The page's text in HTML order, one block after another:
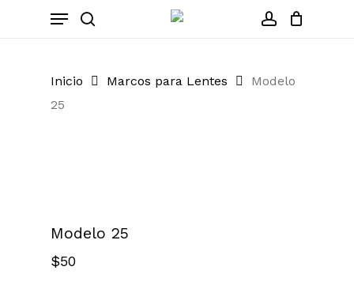
Menu
Inicio Marcos para Lentes
Modelo
25
Modelo 25
$50